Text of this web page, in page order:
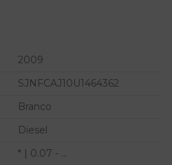
2009
SJNFCAJ10U1464362
Branco
Diesel
* | 0.07 - ...